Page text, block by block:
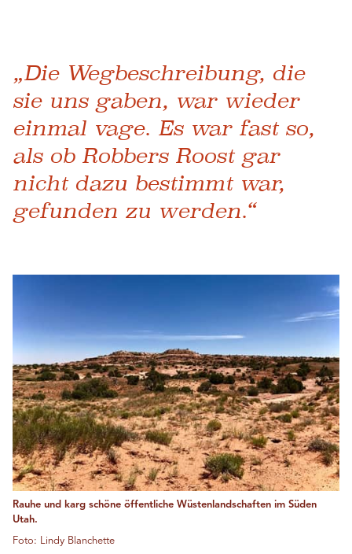
„Die Wegbeschreibung, die
sie uns gaben, war wieder
einmal vage. Es war fast so,
als ob Robbers Roost gar
nicht dazu bestimmt war,
gefunden zu werden.“
Rauhe und karg schöne öffentliche Wüstenlandschaften im Süden
Utah.
Foto: Lindy Blanchette